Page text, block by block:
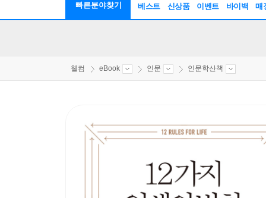
빠른분야찾기 베스트 신상품 이벤트 바이백 매
웰컴 eBook 인문 인문학산책